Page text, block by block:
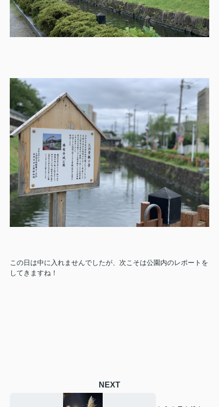
この日は中に入れませんでしたが、次こそは公園内のレポートを
してきますね！
NEXT